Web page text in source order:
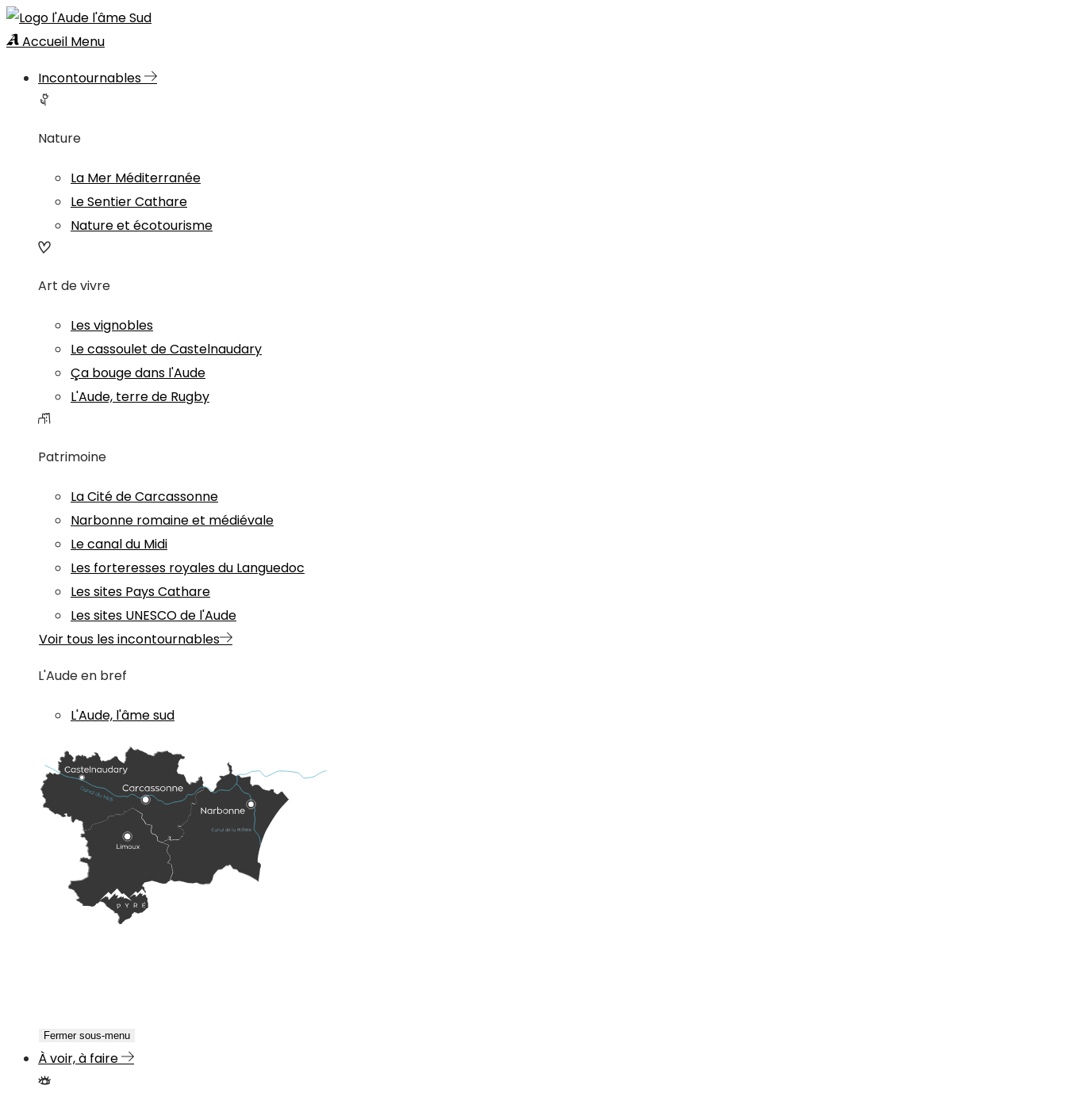
Accueil Menu
Incontournables
Nature
La Mer Méditerranée
Le Sentier Cathare
Nature et écotourisme
Art de vivre
Les vignobles
Le cassoulet de Castelnaudary
Ça bouge dans l'Aude
L'Aude, terre de Rugby
Patrimoine
La Cité de Carcassonne
Narbonne romaine et médiévale
Le canal du Midi
Les forteresses royales du Languedoc
Les sites Pays Cathare
Les sites UNESCO de l'Aude
Voir tous les incontournables
L'Aude en bref
L'Aude, l'âme sud
Fermer sous-menu
À voir, à faire